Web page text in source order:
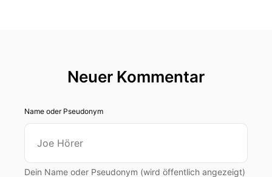
erwarten kann?
ausgiebig mit den beiden unterhalten – und
00:00:48: Wieder einmal in der schönen
Synchro-Kabine im Kino International.
Neuer Kommentar
Name oder Pseudonym
Dein Name oder Pseudonym (wird öffentlich angezeigt)